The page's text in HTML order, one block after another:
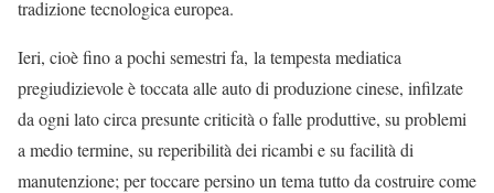
tradizione tecnologica europea.
Ieri, cioè fino a pochi semestri fa, la tempesta mediatica
pregiudizievole è toccata alle auto di produzione cinese, infilzate
da ogni lato circa presunte criticità o falle produttive, su problemi
a medio termine, su reperibilità dei ricambi e su facilità di
manutenzione; per toccare persino un tema tutto da costruire come